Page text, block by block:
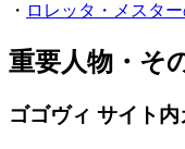
・ ロレッタ・メスタ
重要人物・そ
ゴゴヴィ サイト内